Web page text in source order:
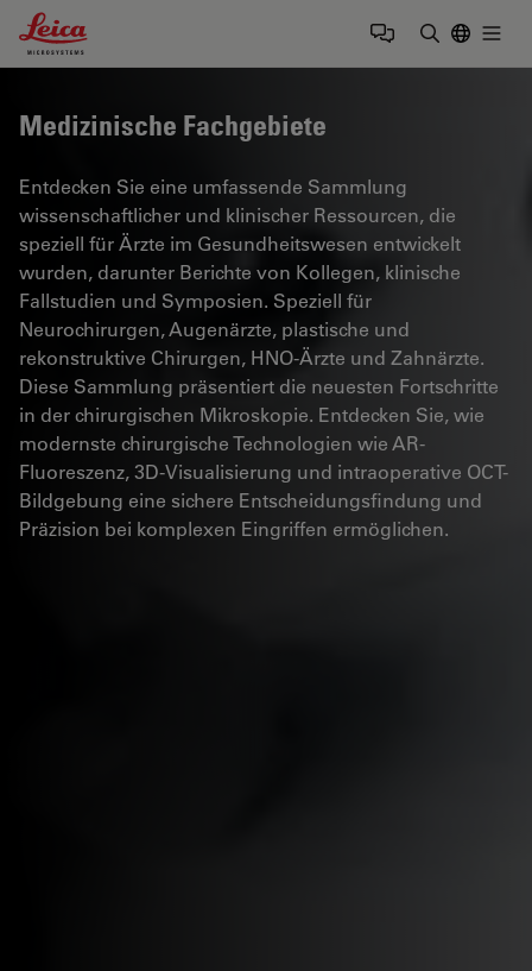
Leica Microsystems Logo
Medizinische Fachgebiete
Entdecken Sie eine umfassende Sammlung
wissenschaftlicher und klinischer Ressourcen, die
speziell für Ärzte im Gesundheitswesen entwickelt
wurden, darunter Berichte von Kollegen, klinische
Fallstudien und Symposien. Speziell für
Neurochirurgen, Augenärzte, plastische und
rekonstruktive Chirurgen, HNO-Ärzte und Zahnärzte.
Diese Sammlung präsentiert die neuesten Fortschritte
in der chirurgischen Mikroskopie. Entdecken Sie, wie
modernste chirurgische Technologien wie AR-
Fluoreszenz, 3D-Visualisierung und intraoperative OCT-
Bildgebung eine sichere Entscheidungsfindung und
Präzision bei komplexen Eingriffen ermöglichen.